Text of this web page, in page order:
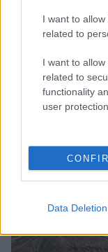
I want to
related to
I want to
related to
functionality
user protection.
Data Deletion
Come abbinare i
consigli e